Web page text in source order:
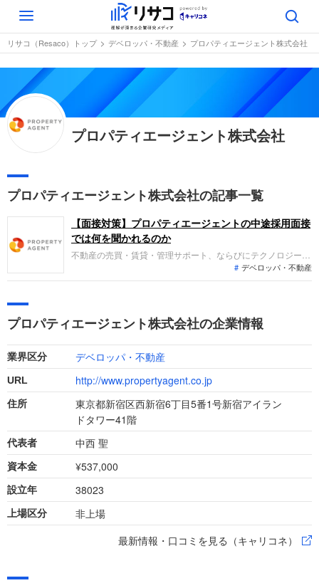
Toggle
navigation
リサコ（Resaco）トップ デベロッパ・不動産 プロパティエージェント株式会社
プロパティエージェント株式会社
プロパティエージェント株式会社の記事一覧
【面接対策】プロパティエージェントの中途採用面接
では何を聞かれるのか
不動産の売買・賃貸・管理サポート、ならびにテクノロジーを
活用した不動産の課題解決を担うプロパティエージェント（以
下、プロパティA）への転職。中途採用面接では、これまでの
自分を出し切り、転職を成功させましょう。
デベロッパ・不動産
プロパティエージェント株式会社の企業情報
業界区分 デベロッパ・不動産
URL http://www.propertyagent.co.jp
住所
東京都新宿区西新宿6丁目5番1号新宿アイラン
ドタワー41階
代表者 中西 聖
資本金 ¥537,000
設立年 38023
上場区分
非上場
最新情報・口コミを見る（キャリコネ）